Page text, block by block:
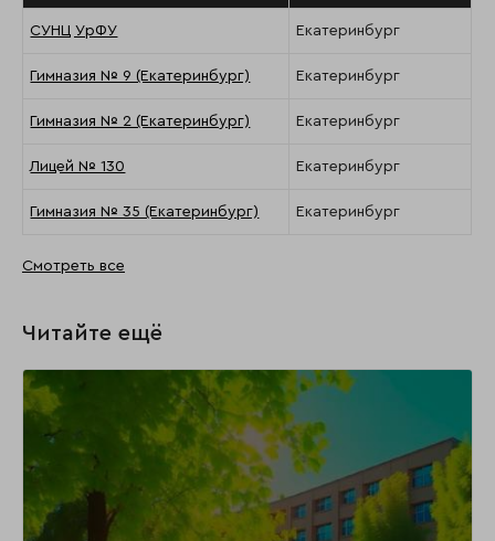
СУНЦ УрФУ Екатеринбург
Гимназия № 9 (Екатеринбург) Екатеринбург
Гимназия № 2 (Екатеринбург) Екатеринбург
Лицей № 130 Екатеринбург
Гимназия № 35 (Екатеринбург) Екатеринбург
Смотреть все
Читайте ещё